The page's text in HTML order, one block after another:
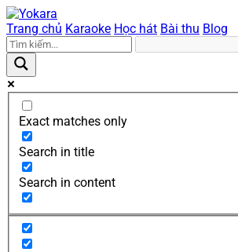
Trang chủ Karaoke Học hát Bài thu Blog
Exact matches only
Search in title
Search in content